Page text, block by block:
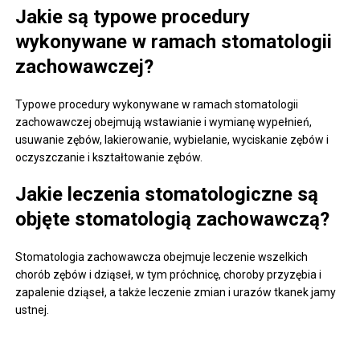
Jakie są typowe procedury
wykonywane w ramach stomatologii
zachowawczej?
Typowe procedury wykonywane w ramach stomatologii
zachowawczej obejmują wstawianie i wymianę wypełnień,
usuwanie zębów, lakierowanie, wybielanie, wyciskanie zębów i
oczyszczanie i kształtowanie zębów.
Jakie leczenia stomatologiczne są
objęte stomatologią zachowawczą?
Stomatologia zachowawcza obejmuje leczenie wszelkich
chorób zębów i dziąseł, w tym próchnicę, choroby przyzębia i
zapalenie dziąseł, a także leczenie zmian i urazów tkanek jamy
ustnej.